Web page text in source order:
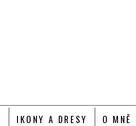
IKONY A DRESY O MNĚ